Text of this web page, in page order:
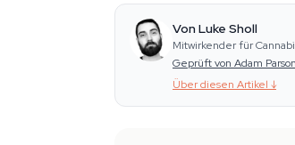
Von Luke Sholl
Mitwirkender für
Geprüft von Adam
Über diesen Artikel ↓